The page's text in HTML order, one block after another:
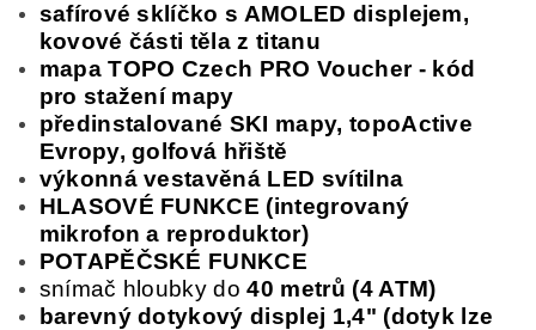
safírové sklíčko s AMOLED displejem,
kovové části těla z titanu
mapa TOPO Czech PRO Voucher - kód
pro stažení mapy
předinstalované SKI mapy, topoActive
Evropy, golfová hřiště
výkonná vestavěná LED svítilna
HLASOVÉ FUNKCE (integrovaný
mikrofon a reproduktor)
POTAPĚČSKÉ FUNKCE
snímač hloubky do40 metrů (4 ATM)
barevný dotykový displej 1,4" (dotyk lze